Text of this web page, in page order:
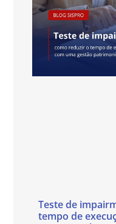
Teste de
tempo de